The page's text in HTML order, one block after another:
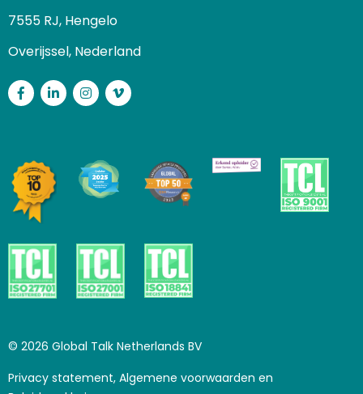
7555 RJ, Hengelo
Overijssel, Nederland
Facebook
LinkedInInstagram
Vimeo
© 2026 Global Talk Netherlands BV
Privacy statement, Algemene voorwaarden en